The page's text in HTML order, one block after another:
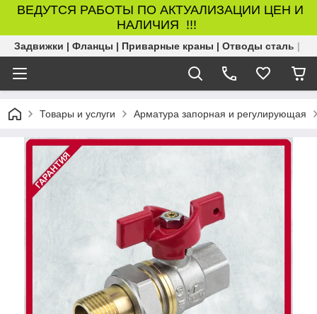
ВЕДУТСЯ РАБОТЫ ПО АКТУАЛИЗАЦИИ ЦЕН И
НАЛИЧИЯ !!!
Задвижки | Фланцы | Приварные краны | Отводы сталь |
Товары и услуги Арматура запорная и регулирующая